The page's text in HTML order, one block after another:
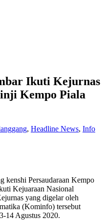
Ikuti Kejurnas
Kempo Piala
, Headline News, Info
kenshi Persaudaraan Kempo
Kejuaraan Nasional
yang digelar oleh
(Kominfo) tersebut
14 Agustus 2020.